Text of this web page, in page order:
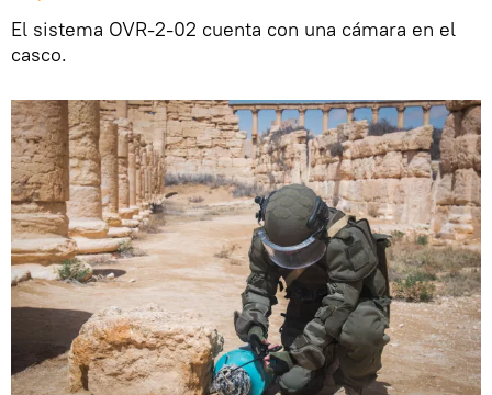
El sistema OVR-2-02 cuenta con una cámara en el
casco.